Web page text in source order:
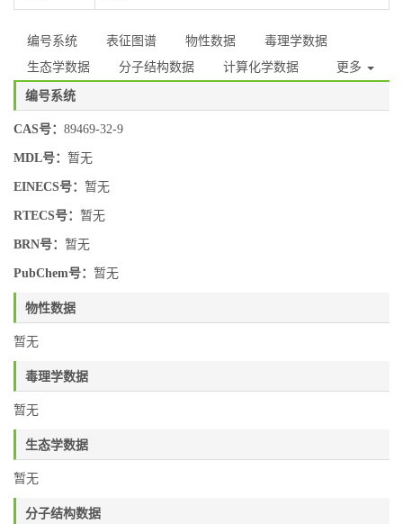
编号系统 表征图谱 物性数据
毒理学数据
生态学数据
分子结构数据 计算化学数据 更多
编号系统
CAS号： 89469-32-9
MDL号： 暂无
EINECS号： 暂无
RTECS号： 暂无
BRN号： 暂无
PubChem号： 暂无
物性数据
暂无
毒理学数据
暂无
生态学数据
暂无
分子结构数据